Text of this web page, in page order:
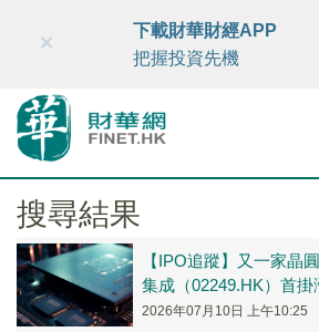
財華智庫網 FINTV FINMETA
×
下載財華財經APP
把握投資先機
搜尋結果
【IPO追蹤】又一家晶
集成（02249.HK）首掛
2026年07月10日 上午10:25